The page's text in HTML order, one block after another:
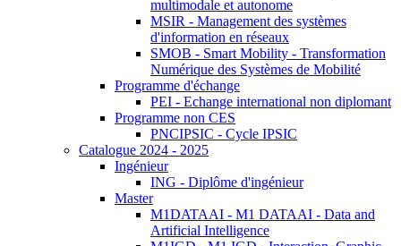
multimodale et autonome
MSIR - Management des systèmes
d'information en réseaux
SMOB - Smart Mobility - Transformation
Numérique des Systèmes de Mobilité
Programme d'échange
PEI - Echange international non diplomant
Programme non CES
PNCIPSIC - Cycle IPSIC
Catalogue 2024 - 2025
Ingénieur
ING - Diplôme d'ingénieur
Master
M1DATAAI - M1 DATAAI - Data and
Artificial Intelligence